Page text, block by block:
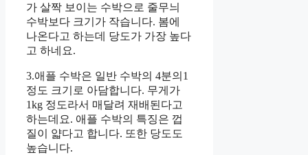
가 살짝 보이는 수박으로 줄무늬
수박보다 크기가 작습니다. 봄에
나온다고 하는데 당도가 가장 높다
고 하네요.
3.애플 수박은 일반 수박의 4분의1
정도 크기로 아담합니다. 무게가
1kg 정도라서 매달려 재배된다고
하는데요. 애플 수박의 특징은 껍
질이 얇다고 합니다. 또한 당도도
높습니다.